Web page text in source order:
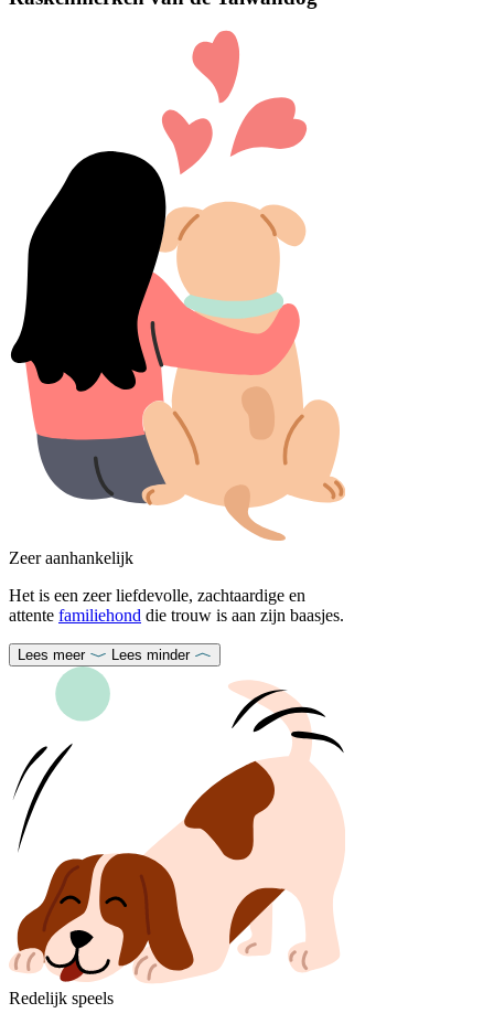
Zeer aanhankelijk
Het is een zeer liefdevolle, zachtaardige en
attente familiehond die trouw is aan zijn baasjes.
Lees meer Lees minder
Redelijk speels